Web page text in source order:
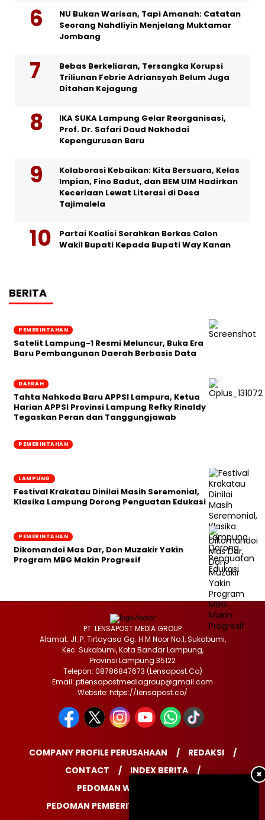
NU Bukan Warisan, Tapi Amanah: Catatan
Seorang Nahdliyin Menjelang Muktamar
Jombang
Bebas Berkeliaran, Tersangka Korupsi
Triliunan Febrie Adriansyah Belum Juga
Ditahan Kejagung
IKA SUKA Lampung Gelar Reorganisasi,
Prof. Dr. Safari Daud Nakhodai
Kepengurusan Baru
Kolaborasi Kebaikan: Kita Bersuara, Kelas
Impian, Fino Badut, dan BEM UIM Hadirkan
Keceriaan Lewat Literasi di Desa
Tajimalela
Partai Koalisi Serahkan Berkas Calon
Wakil Bupati Kepada Bupati Way Kanan
BERITA
PEMERINTAHAN
Satelit Lampung-1 Resmi Meluncur, Buka Era
Baru Pembangunan Daerah Berbasis Data
DAERAH
Tahta Nahkoda Baru APPSI Lampura, Ketua
Harian APPSI Provinsi Lampung Refky Rinaldy
Tegaskan Peran dan Tanggungjawab
PEMERINTAHAN
LAMPUNG
Festival Krakatau Dinilai Masih Seremonial,
Klasika Lampung Dorong Penguatan Edukasi
PEMERINTAHAN
Dikomandoi Mas Dar, Don Muzakir Yakin
Program MBG Makin Progresif
✖
PT. LENSAPOST MEDIA GROUP
Alamat: Jl. P. Tirtayasa Gg. H.M Noor No.1, Sukabumi,
Kec. Sukabumi, Kota Bandar Lampung,
Provinsi Lampung 35122
Telepon: 08786847673 (Lensapost.Co)
Email: ptlensapostmediagroup@gmail.com
Website: https://lensapost.co/
COMPANY PROFILE PERUSAHAAN
REDAKSI
CONTACT
INDEX BERITA
PEDOMAN WARTAWAN
PEDOMAN PEMBERITAAN MEDIA SIBER